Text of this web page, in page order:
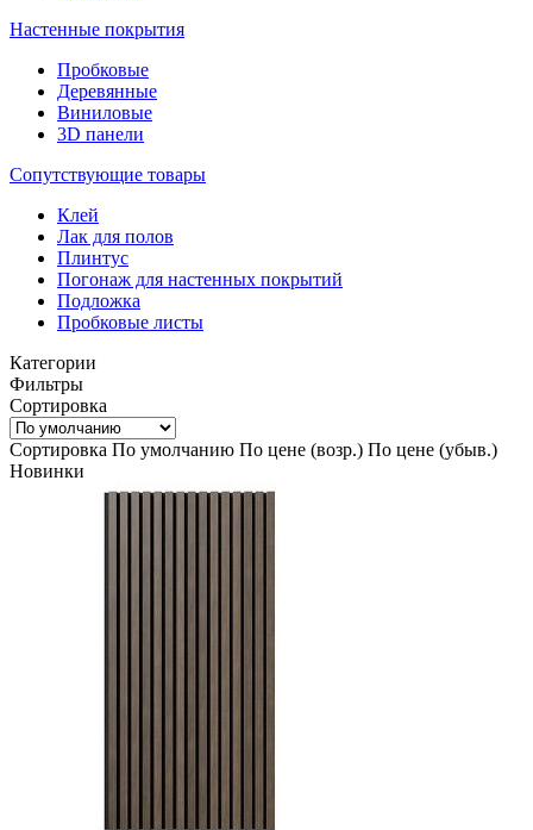
Настенные покрытия
Пробковые
Деревянные
Виниловые
3D панели
Сопутствующие товары
Клей
Лак для полов
Плинтус
Погонаж для настенных покрытий
Подложка
Пробковые листы
Категории
Фильтры
Сортировка
Сортировка По умолчанию По цене (возр.) По цене (убыв.)
Новинки